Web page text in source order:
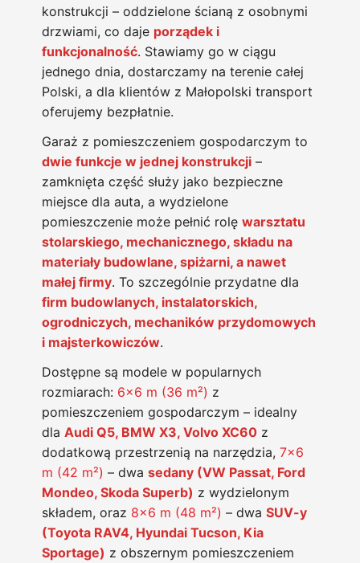
konstrukcji – oddzielone ścianą z osobnymi
drzwiami, co daje porządek i
funkcjonalność. Stawiamy go w ciągu
jednego dnia, dostarczamy na terenie całej
Polski, a dla klientów z Małopolski transport
oferujemy bezpłatnie.
Garaż z pomieszczeniem gospodarczym to
dwie funkcje w jednej konstrukcji –
zamknięta część służy jako bezpieczne
miejsce dla auta, a wydzielone
pomieszczenie może pełnić rolę warsztatu
stolarskiego, mechanicznego, składu na
materiały budowlane, spiżarni, a nawet
małej firmy. To szczególnie przydatne dla
firm budowlanych, instalatorskich,
ogrodniczych, mechaników przydomowych
i majsterkowiczów.
Dostępne są modele w popularnych
rozmiarach: 6×6 m (36 m²) z
pomieszczeniem gospodarczym – idealny
dla Audi Q5, BMW X3, Volvo XC60 z
dodatkową przestrzenią na narzędzia, 7×6
m (42 m²) – dwa sedany (VW Passat, Ford
Mondeo, Skoda Superb) z wydzielonym
składem, oraz 8×6 m (48 m²) – dwa SUV-y
(Toyota RAV4, Hyundai Tucson, Kia
Sportage) z obszernym pomieszczeniem